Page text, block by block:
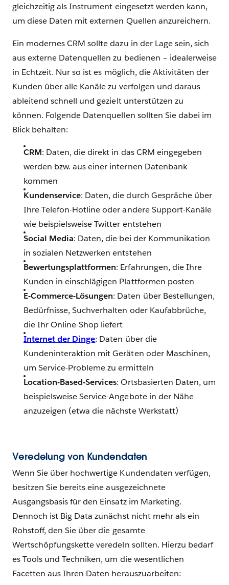
gleichzeitig als Instrument eingesetzt werden kann,
um diese Daten mit externen Quellen anzureichern.
Ein modernes CRM sollte dazu in der Lage sein, sich
aus externe Datenquellen zu bedienen – idealerweise
in Echtzeit. Nur so ist es möglich, die Aktivitäten der
Kunden über alle Kanäle zu verfolgen und daraus
ableitend schnell und gezielt unterstützen zu
können. Folgende Datenquellen sollten Sie dabei im
Blick behalten:
CRM: Daten, die direkt in das CRM eingegeben
werden bzw. aus einer internen Datenbank
kommen
Kundenservice: Daten, die durch Gespräche über
Ihre Telefon-Hotline oder andere Support-Kanäle
wie beispielsweise Twitter entstehen
Social Media: Daten, die bei der Kommunikation
in sozialen Netzwerken entstehen
Bewertungsplattformen: Erfahrungen, die Ihre
Kunden in einschlägigen Plattformen posten
E-Commerce-Lösungen: Daten über Bestellungen,
Bedürfnisse, Suchverhalten oder Kaufabbrüche,
die Ihr Online-Shop liefert
Internet der Dinge: Daten über die
Kundeninteraktion mit Geräten oder Maschinen,
um Service-Probleme zu ermitteln
Location-Based-Services: Ortsbasierten Daten, um
beispielsweise Service-Angebote in der Nähe
anzuzeigen (etwa die nächste Werkstatt)
Veredelung von Kundendaten
Wenn Sie über hochwertige Kundendaten verfügen,
besitzen Sie bereits eine ausgezeichnete
Ausgangsbasis für den Einsatz im Marketing.
Dennoch ist Big Data zunächst nicht mehr als ein
Rohstoff, den Sie über die gesamte
Wertschöpfungskette veredeln sollten. Hierzu bedarf
es Tools und Techniken, um die wesentlichen
Facetten aus Ihren Daten herauszuarbeiten: